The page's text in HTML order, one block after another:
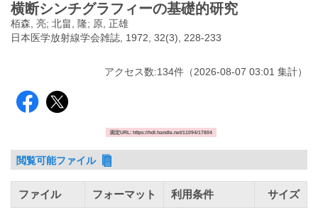
横断シンチグラフィーの基礎的研究
栢森, 亮; 北畠, 隆; 原, 正雄
日本医学放射線学会雑誌, 1972, 32(3), 228-233
アクセス数:134件 （2026-08-07 03:01 集計）
固定URL: https://hdl.handle.net/11094/17804
閲覧可能ファイル
ファイル フォーマット 利用条件 サイズ